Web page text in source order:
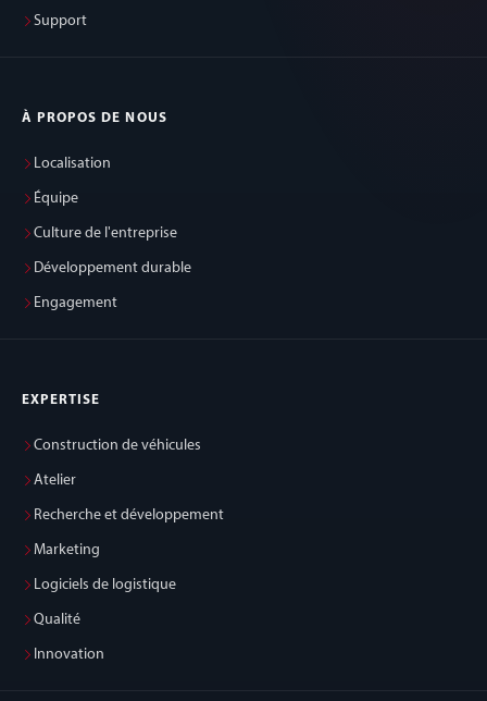
Support
À PROPOS DE NOUS
Localisation
Équipe
Culture de l'entreprise
Développement durable
Engagement
EXPERTISE
Construction de véhicules
Atelier
Recherche et développement
Marketing
Logiciels de logistique
Qualité
Innovation